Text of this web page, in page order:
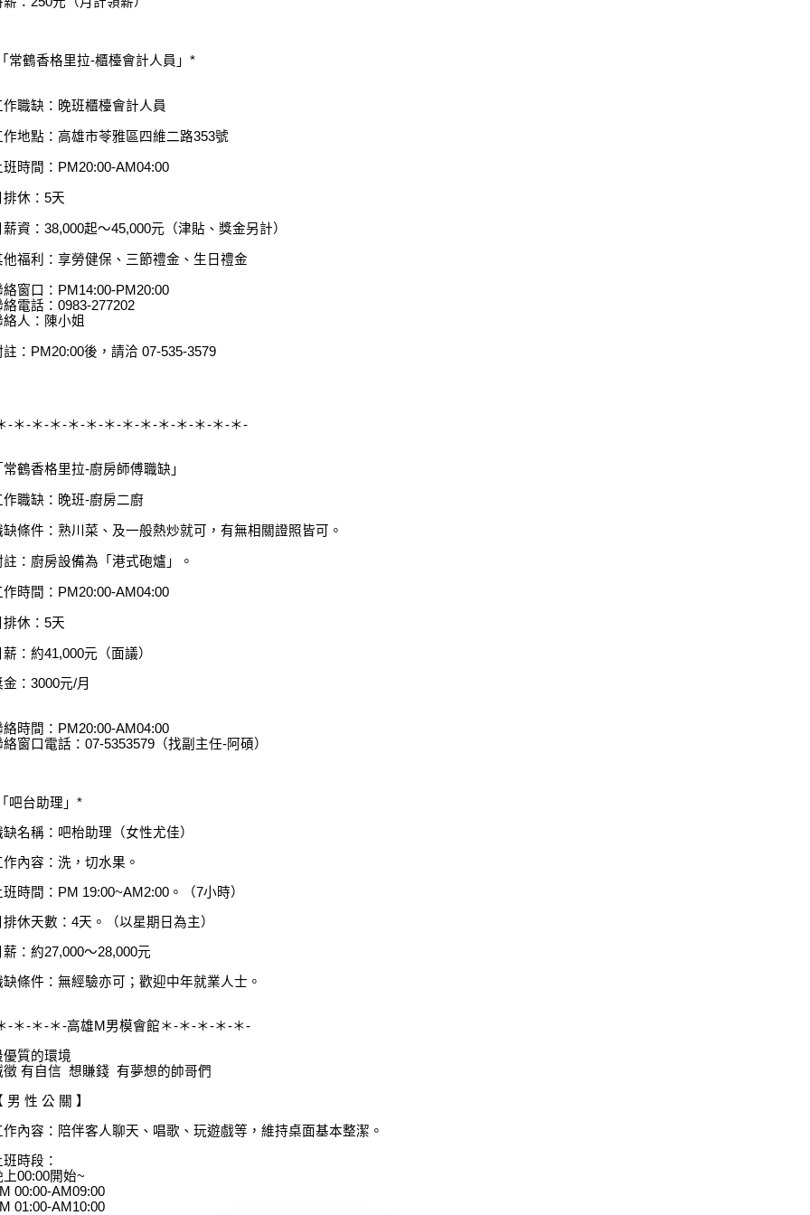
常鶴香格里拉-櫃檯會計人員」*
作職缺：晚班櫃檯會計人員
作地點：高雄市苓雅區四維二路353號
班時間：PM20:00-AM04:00
排休：5天
薪資：38,000起～45,000元（津貼、獎金另計）
他福利：享勞健保、三節禮金、生日禮金
絡窗口：PM14:00-PM20:00
絡電話：0983-277202
絡人：陳小姐
註：PM20:00後，請洽 07-535-3579
-＊-＊-＊-＊-＊-＊-＊-＊-＊-＊-＊-＊-＊-
常鶴香格里拉-廚房師傅職缺」
作職缺：晚班-廚房二廚
缺條件：熟川菜、及一般熱炒就可，有無相關證照皆可。
註：廚房設備為「港式砲爐」。
作時間：PM20:00-AM04:00
排休：5天
薪：約41,000元（面議）
金：3000元/月
絡時間：PM20:00-AM04:00
絡窗口電話：07-5353579（找副主任-阿碩）
吧台助理」*
缺名稱：吧枱助理（女性尤佳）
作內容：洗，切水果。
班時間：PM 19:00~AM2:00。（7小時）
排休天數：4天。（以星期日為主）
薪：約27,000～28,000元
缺條件：無經驗亦可；歡迎中年就業人士。
-＊-＊-＊-高雄M男模會館＊-＊-＊-＊-＊-
優質的環境
徵 有自信 想賺錢 有夢想的帥哥們
男 性 公 關 】
作內容：陪伴客人聊天、唱歌、玩遊戲等，維持桌面基本整潔。
班時段：
上00:00開始~
00:00-AM09:00
01:00-AM10:00